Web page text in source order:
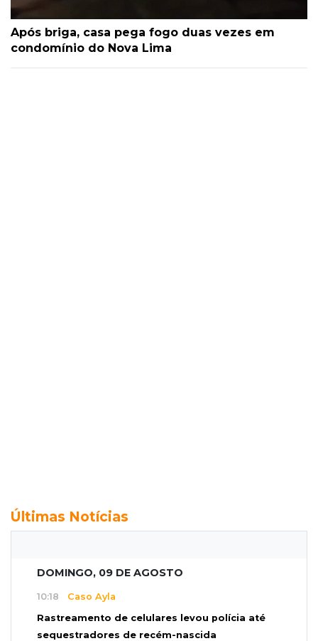
Após briga, casa pega fogo duas vezes em
condomínio do Nova Lima
Últimas Notícias
DOMINGO, 09 DE AGOSTO
10:18 Caso Ayla
Rastreamento de celulares levou polícia até
sequestradores de recém-nascida